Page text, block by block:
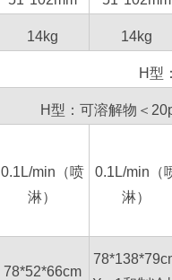
14kg 14kg
H型
H型：可溶解物＜
0.1L/min（喷
淋）
0.1L/min（
淋）
78*52*66cm